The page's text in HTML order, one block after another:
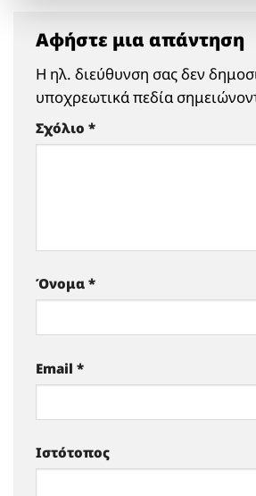
Αφήστε μια απάντηση
Η ηλ. διεύθυνση σας δεν
υποχρεωτικά πεδία
Σχόλιο *
Όνομα *
Email *
Ιστότοπος